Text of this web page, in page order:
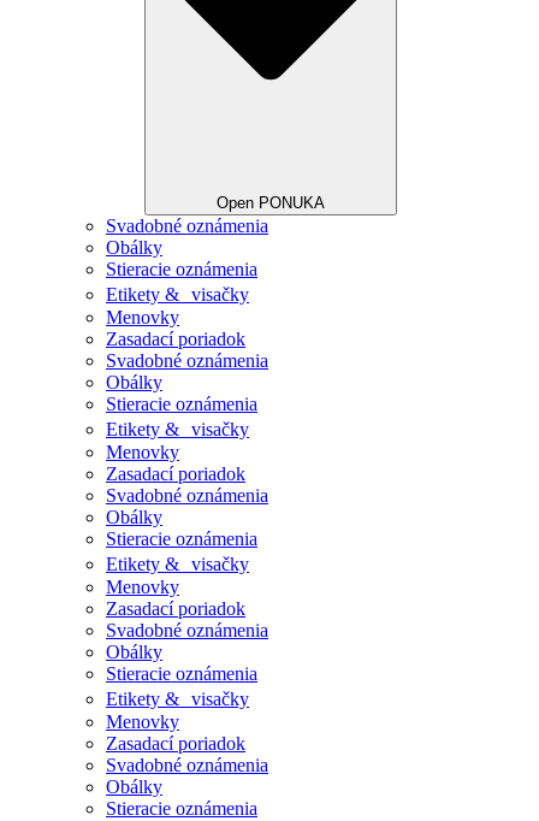
Open PONUKA
Svadobné oznámenia
Obálky
Stieracie oznámenia
Etikety & visačky
Menovky
Zasadací poriadok
Svadobné oznámenia
Obálky
Stieracie oznámenia
Etikety & visačky
Menovky
Zasadací poriadok
Svadobné oznámenia
Obálky
Stieracie oznámenia
Etikety & visačky
Menovky
Zasadací poriadok
Svadobné oznámenia
Obálky
Stieracie oznámenia
Etikety & visačky
Menovky
Zasadací poriadok
Svadobné oznámenia
Obálky
Stieracie oznámenia